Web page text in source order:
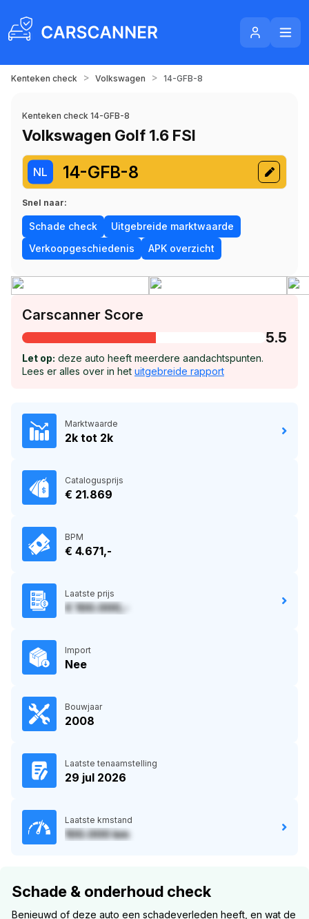
Kenteken check > Volkswagen > 14-GFB-8
Kenteken check 14-GFB-8
Volkswagen Golf 1.6 FSI
NL 14-GFB-8
Snel naar:
Schade check
Uitgebreide marktwaarde
Verkoopgeschiedenis
APK overzicht
Carscanner Score
5.5
Let op: deze auto heeft meerdere aandachtspunten.
Lees er alles over in het uitgebreide rapport
Marktwaarde
2k tot 2k
Catalogusprijs
€ 21.869
BPM
€ 4.671,-
Laatste prijs
€ 100.000,-
Import
Nee
Bouwjaar
2008
Laatste tenaamstelling
29 jul 2026
Laatste kmstand
100.000 km
Schade & onderhoud check
Benieuwd of deze auto een schadeverleden heeft, en wat de